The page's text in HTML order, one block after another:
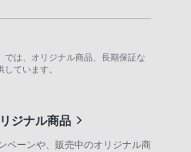
では、オリジナル商品、長期保証な
ています。
ジナル商品
ペーンや、販売中のオリジナル商